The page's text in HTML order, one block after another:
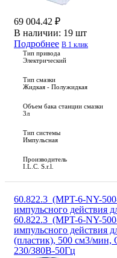
69 004.42 ₽
В наличии: 19 шт
Подробнее В 1 клик
Тип привода
Электрический
Тип смазки
Жидкая - Полужидкая
Объем бака станции смазки
3л
Тип системы
Импульсная
Производитель
I.L.C. S.r.l.
60.822.3_(MPT-6-NY-
импульсного действия
60.822.3_(MPT-6-NY-
импульсного действия
(пластик), 500 см3/мин,
230/380В-50Гц